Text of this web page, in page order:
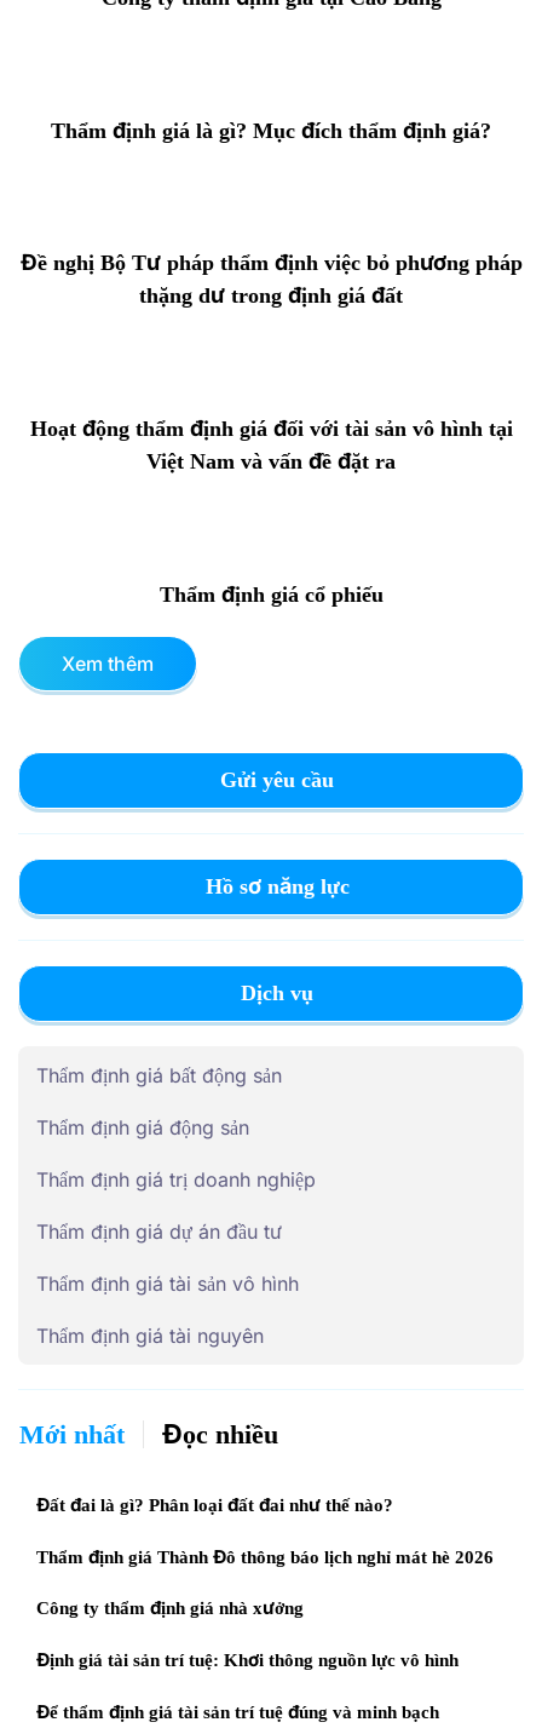
Thẩm định giá là gì? Mục đích thẩm định giá?
Đề nghị Bộ Tư pháp thẩm định việc bỏ phương pháp
thặng dư trong định giá đất
Hoạt động thẩm định giá đối với tài sản vô hình tại
Việt Nam và vấn đề đặt ra
Thẩm định giá cổ phiếu
Xem thêm
Gửi yêu cầu
Hồ sơ năng lực
Dịch vụ
Thẩm định giá bất động sản
Thẩm định giá động sản
Thẩm định giá trị doanh nghiệp
Thẩm định giá dự án đầu tư
Thẩm định giá tài sản vô hình
Thẩm định giá tài nguyên
Mới nhất Đọc nhiều
Đất đai là gì? Phân loại đất đai như thế nào?
Thẩm định giá Thành Đô thông báo lịch nghỉ mát hè 2026
Công ty thẩm định giá nhà xưởng
Định giá tài sản trí tuệ: Khơi thông nguồn lực vô hình
Để thẩm định giá tài sản trí tuệ đúng và minh bạch